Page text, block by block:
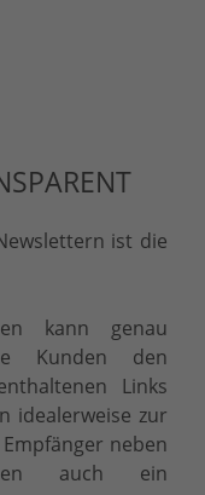
ist die
kann genau
Kunden den
Links
idealerweise zur
neben
auch ein